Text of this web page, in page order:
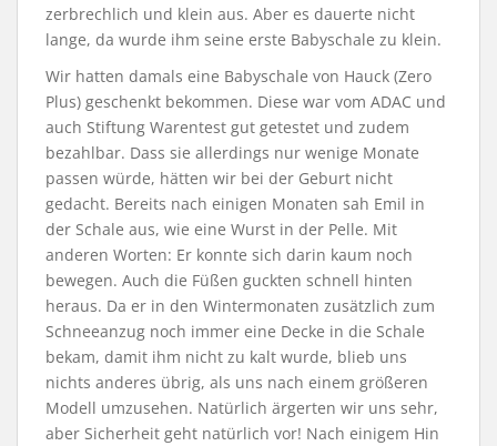
zerbrechlich und klein aus. Aber es dauerte nicht
lange, da wurde ihm seine erste Babyschale zu klein.
Wir hatten damals eine Babyschale von Hauck (Zero
Plus) geschenkt bekommen. Diese war vom ADAC und
auch Stiftung Warentest gut getestet und zudem
bezahlbar. Dass sie allerdings nur wenige Monate
passen würde, hätten wir bei der Geburt nicht
gedacht. Bereits nach einigen Monaten sah Emil in
der Schale aus, wie eine Wurst in der Pelle. Mit
anderen Worten: Er konnte sich darin kaum noch
bewegen. Auch die Füßen guckten schnell hinten
heraus. Da er in den Wintermonaten zusätzlich zum
Schneeanzug noch immer eine Decke in die Schale
bekam, damit ihm nicht zu kalt wurde, blieb uns
nichts anderes übrig, als uns nach einem größeren
Modell umzusehen. Natürlich ärgerten wir uns sehr,
aber Sicherheit geht natürlich vor! Nach einigem Hin